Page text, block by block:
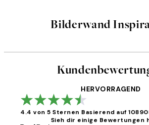
Bilderwand
HERVORRAGEND
4.4 von 5 Sternen Basierend auf
Sieh dir einige Bewertungen